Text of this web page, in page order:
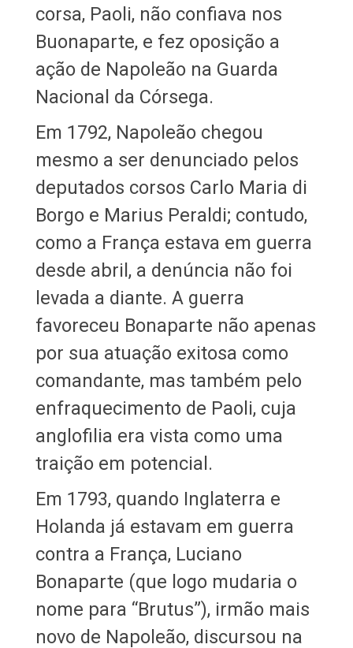
corsa, Paoli, não confiava nos
Buonaparte, e fez oposição a
ação de Napoleão na Guarda
Nacional da Córsega.
Em 1792, Napoleão chegou
mesmo a ser denunciado pelos
deputados corsos Carlo Maria di
Borgo e Marius Peraldi; contudo,
como a França estava em guerra
desde abril, a denúncia não foi
levada a diante. A guerra
favoreceu Bonaparte não apenas
por sua atuação exitosa como
comandante, mas também pelo
enfraquecimento de Paoli, cuja
anglofilia era vista como uma
traição em potencial.
Em 1793, quando Inglaterra e
Holanda já estavam em guerra
contra a França, Luciano
Bonaparte (que logo mudaria o
nome para “Brutus”), irmão mais
novo de Napoleão, discursou na